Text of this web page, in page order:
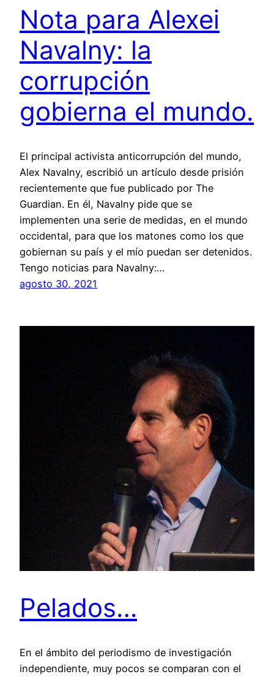
Nota para Alexei
Navalny: la
corrupción
gobierna el mundo.
El principal activista anticorrupción del mundo,
Alex Navalny, escribió un artículo desde prisión
recientemente que fue publicado por The
Guardian. En él, Navalny pide que se
implementen una serie de medidas, en el mundo
occidental, para que los matones como los que
gobiernan su país y el mío puedan ser detenidos.
Tengo noticias para Navalny:…
agosto 30, 2021
Pelados…
En el ámbito del periodismo de investigación
independiente, muy pocos se comparan con el